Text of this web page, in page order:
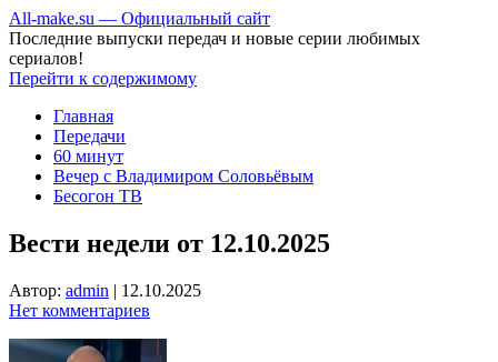
All-make.su — Официальный сайт
Последние выпуски передач и новые серии любимых
сериалов!
Перейти к содержимому
Главная
Передачи
60 минут
Вечер с Владимиром Соловьёвым
Бесогон ТВ
Вести недели от 12.10.2025
Автор: admin | 12.10.2025
Нет комментариев